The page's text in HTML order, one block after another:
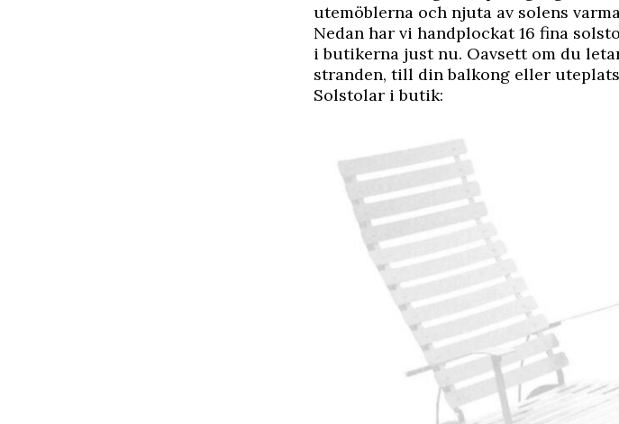
utemöblerna och njuta av solens
Nedan har vi handplockat 16 fina
i butikerna just nu. Oavsett om du
stranden, till din balkong eller
Solstolar i butik: